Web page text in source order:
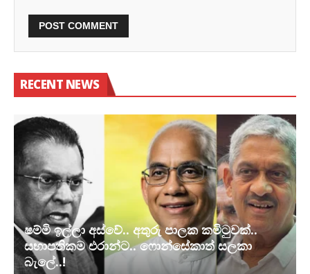
RECENT NEWS
ෂම්මි ඉල්ලා අස්වේ.. අතුරු පාලක කමිටුවක්..
සභාපතිකම එරාන්ට.. ෆොන්සේකාත් සලකා
බැලේ..!